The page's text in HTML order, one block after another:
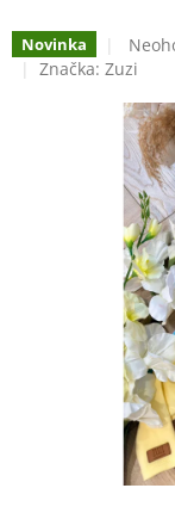
Novinka
je
0,0
z
5
Značka: Zuzi